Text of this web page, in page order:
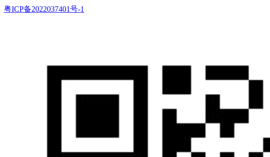
粤ICP备2022037401号-1